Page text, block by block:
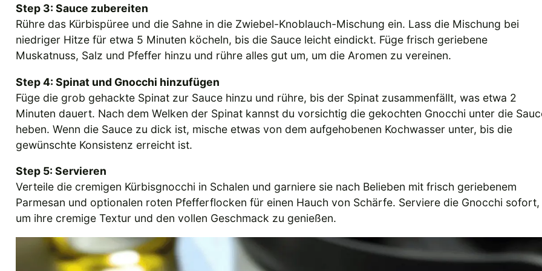
Step 3: Sauce zubereiten
Rühre das Kürbispüree und die Sahne in die Zwiebel-Knoblauch-Mischung ein. Lass die Mischung bei
niedriger Hitze für etwa 5 Minuten köcheln, bis die Sauce leicht eindickt. Füge frisch geriebene
Muskatnuss, Salz und Pfeffer hinzu und rühre alles gut um, um die Aromen zu vereinen.
Step 4: Spinat und Gnocchi hinzufügen
Füge die grob gehackte Spinat zur Sauce hinzu und rühre, bis der Spinat zusammenfällt, was etwa 2
Minuten dauert. Nach dem Welken der Spinat kannst du vorsichtig die gekochten Gnocchi unter die
heben. Wenn die Sauce zu dick ist, mische etwas von dem aufgehobenen Kochwasser unter, bis die
gewünschte Konsistenz erreicht ist.
Step 5: Servieren
Verteile die cremigen Kürbisgnocchi in Schalen und garniere sie nach Belieben mit frisch geriebenem
Parmesan und optionalen roten Pfefferflocken für einen Hauch von Schärfe. Serviere die Gnocchi sofort,
um ihre cremige Textur und den vollen Geschmack zu genießen.